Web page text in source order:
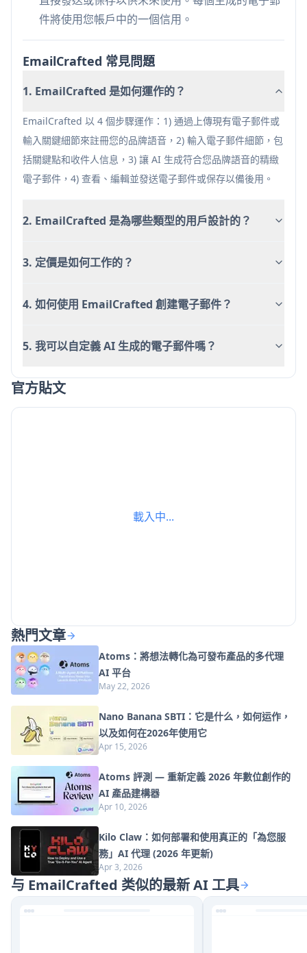
節省時間的 AI 驅動的電子郵件生成
無需訂閱的靈活按信用計費的價格
保持一致的品牌語音和專業語氣
需要初始設置以捕捉品牌語音
件將使用您帳戶中的一個信用。
EmailCrafted 常見問題
1. EmailCrafted 是如何運作的？
EmailCrafted 以 4 個步驟運作：1) 通過上傳現有電子郵件或
輸入關鍵細節來註冊您的品牌語音，2) 輸入電子郵件細節，包
括關鍵點和收件人信息，3) 讓 AI 生成符合您品牌語音的精緻
電子郵件，4) 查看、編輯並發送電子郵件或保存以備後用。
2. EmailCrafted 是為哪些類型的用戶設計的？
3. 定價是如何工作的？
4. 如何使用 EmailCrafted 創建電子郵件？
5. 我可以自定義 AI 生成的電子郵件嗎？
官方貼文
載入中...
熱門文章
Atoms：將想法轉化為可發布產品的多代理
AI 平台
May 22, 2026
Nano Banana SBTI：它是什么，如何运作，
以及如何在2026年使用它
Apr 15, 2026
Atoms 評測 — 重新定義 2026 年數位創作的
AI 產品建構器
Apr 10, 2026
Kilo Claw：如何部署和使用真正的「為您服
務」AI 代理 (2026 年更新)
Apr 3, 2026
与 EmailCrafted 类似的最新 AI 工具